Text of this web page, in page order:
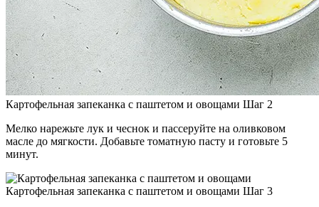
Картофельная запеканка с паштетом и овощами Шаг 2
Мелко нарежьте лук и чеснок и пассеруйте на оливковом
масле до мягкости. Добавьте томатную пасту и готовьте 5
минут.
Картофельная запеканка с паштетом и овощами Шаг 3